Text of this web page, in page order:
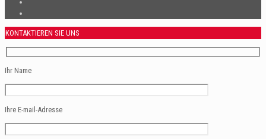
KONTAKTIEREN SIE UNS
Ihr Name
Ihre E-mail-Adresse